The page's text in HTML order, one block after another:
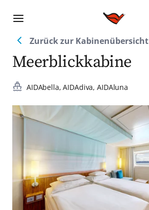
Zurück zur Kabinenübersicht
Meerblickkabine
AIDAbella,AIDAdiva,AIDAluna